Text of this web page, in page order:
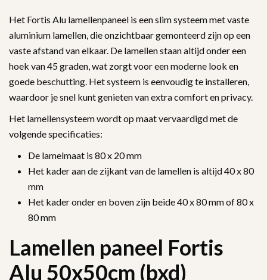
Het Fortis Alu lamellenpaneel is een slim systeem met vaste
aluminium lamellen, die onzichtbaar gemonteerd zijn op een
vaste afstand van elkaar. De lamellen staan altijd onder een
hoek van 45 graden, wat zorgt voor een moderne look en
goede beschutting. Het systeem is eenvoudig te installeren,
waardoor je snel kunt genieten van extra comfort en privacy.
Het lamellensysteem wordt op maat vervaardigd met de
volgende specificaties:
De lamelmaat is 80 x 20 mm
Het kader aan de zijkant van de lamellen is altijd 40 x 80
mm
Het kader onder en boven zijn beide 40 x 80 mm of 80 x
80 mm
Lamellen paneel Fortis
Alu 50x50cm (bxd)